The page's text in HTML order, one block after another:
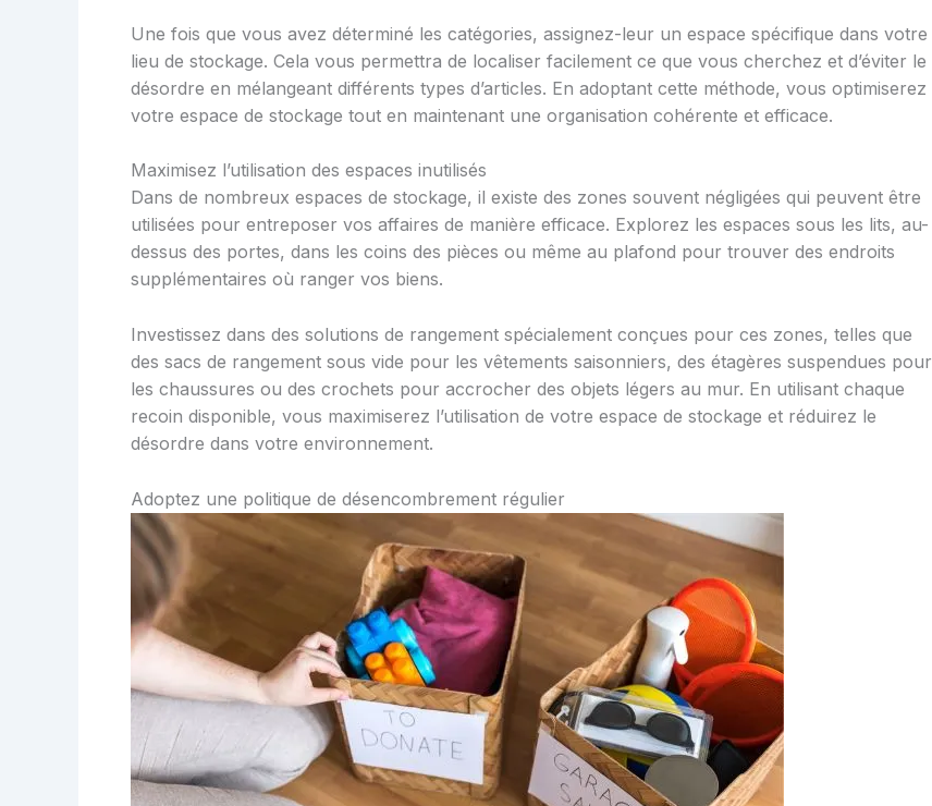
Une fois que vous avez déterminé les catégories, assignez-leur un espace spécifique dans votre
lieu de stockage. Cela vous permettra de localiser facilement ce que vous cherchez et d’éviter le
désordre en mélangeant différents types d’articles. En adoptant cette méthode, vous optimiserez
votre espace de stockage tout en maintenant une organisation cohérente et efficace.
Maximisez l’utilisation des espaces inutilisés
Dans de nombreux espaces de stockage, il existe des zones souvent négligées qui peuvent être
utilisées pour entreposer vos affaires de manière efficace. Explorez les espaces sous les lits, au-
dessus des portes, dans les coins des pièces ou même au plafond pour trouver des endroits
supplémentaires où ranger vos biens.
Investissez dans des solutions de rangement spécialement conçues pour ces zones, telles que
des sacs de rangement sous vide pour les vêtements saisonniers, des étagères suspendues pour
les chaussures ou des crochets pour accrocher des objets légers au mur. En utilisant chaque
recoin disponible, vous maximiserez l’utilisation de votre espace de stockage et réduirez le
désordre dans votre environnement.
Adoptez une politique de désencombrement régulier